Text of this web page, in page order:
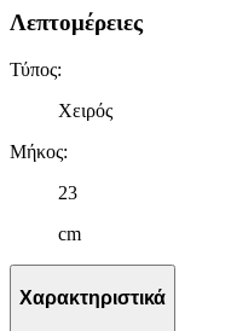
Λεπτομέρειες
Τύπος:
Χειρός
Μήκος:
23
cm
Χαρακτηριστικά